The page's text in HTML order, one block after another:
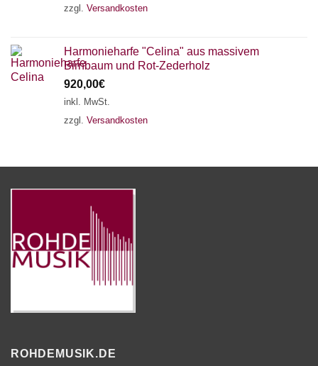
zzgl. Versandkosten
Harmonieharfe "Celina" aus massivem
Birnbaum und Rot-Zederholz
920,00€
inkl. MwSt.
zzgl. Versandkosten
ROHDEMUSIK.DE